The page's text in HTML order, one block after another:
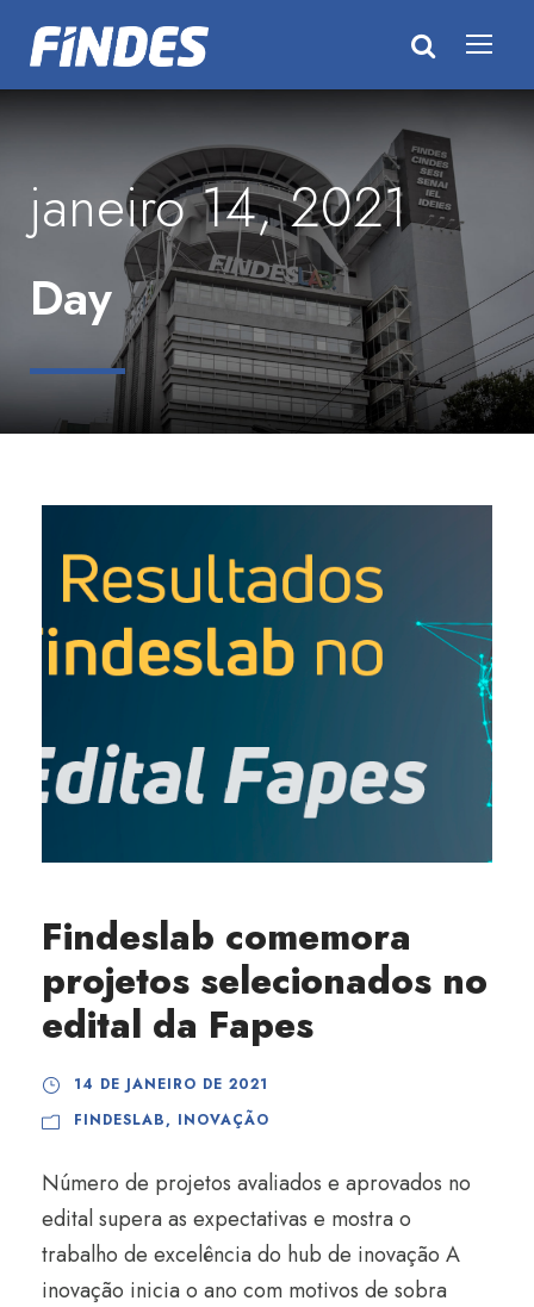
janeiro 14, 2021
Day
Findeslab comemora
projetos selecionados no
edital da Fapes
14 DE JANEIRO DE 2021
FINDESLAB, INOVAÇÃO
Número de projetos avaliados e aprovados no
edital supera as expectativas e mostra o
trabalho de excelência do hub de inovação A
inovação inicia o ano com motivos de sobra